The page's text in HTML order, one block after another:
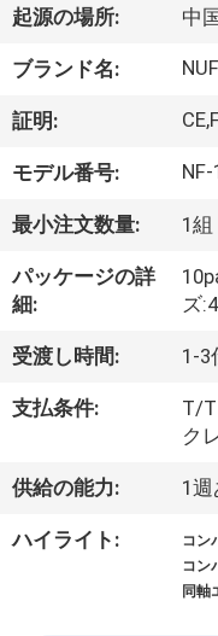
ダ
ク
ト
私
に
つ
い
工
起源の場所: 中国
ブランド名:
証明:
モデル番号:
最小注文数量: 1組
パッケージの詳
細:
ズ
受渡し時間: 1-3
支払条件:
T/T
ク
供給の能力: 1
ハイライト: コン
コン
同軸